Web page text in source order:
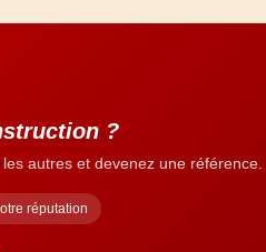
?
autres et devenez une référence.
réputation